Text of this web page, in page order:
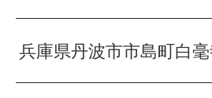
兵庫県丹波市市島町白